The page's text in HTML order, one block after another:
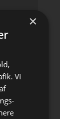
i løbet
kunderne
og
×
Vi